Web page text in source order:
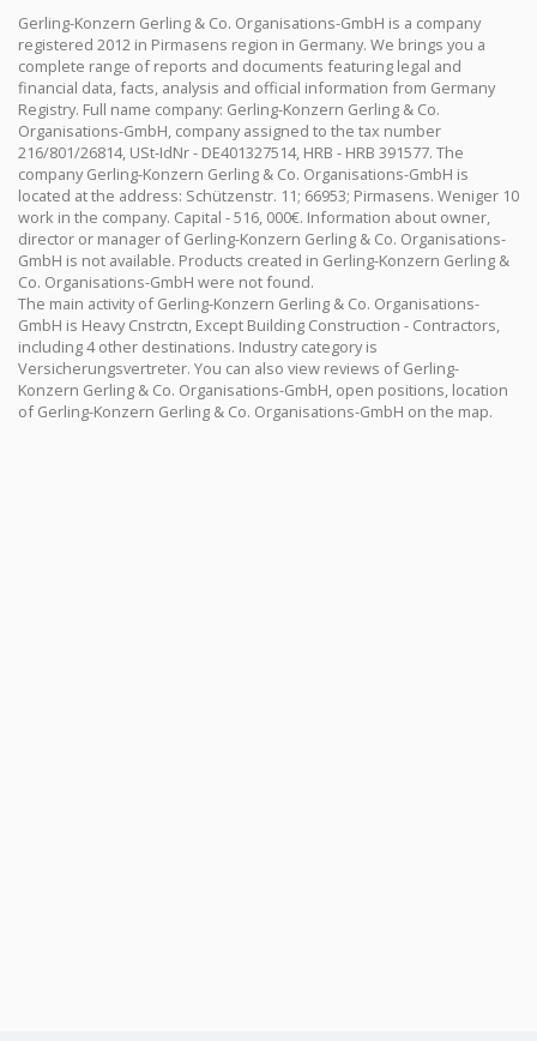
Gerling-Konzern Gerling & Co. Organisations-GmbH is a company
registered 2012 in Pirmasens region in Germany. We brings you a
complete range of reports and documents featuring legal and
financial data, facts, analysis and official information from Germany
Registry. Full name company: Gerling-Konzern Gerling & Co.
Organisations-GmbH, company assigned to the tax number
216/801/26814, USt-IdNr - DE401327514, HRB - HRB 391577. The
company Gerling-Konzern Gerling & Co. Organisations-GmbH is
located at the address: Schützenstr. 11; 66953; Pirmasens. Weniger 10
work in the company. Capital - 516, 000€. Information about owner,
director or manager of Gerling-Konzern Gerling & Co. Organisations-
GmbH is not available. Products created in Gerling-Konzern Gerling &
Co. Organisations-GmbH were not found.
The main activity of Gerling-Konzern Gerling & Co. Organisations-
GmbH is Heavy Cnstrctn, Except Building Construction - Contractors,
including 4 other destinations. Industry category is
Versicherungsvertreter. You can also view reviews of Gerling-
Konzern Gerling & Co. Organisations-GmbH, open positions, location
of Gerling-Konzern Gerling & Co. Organisations-GmbH on the map.